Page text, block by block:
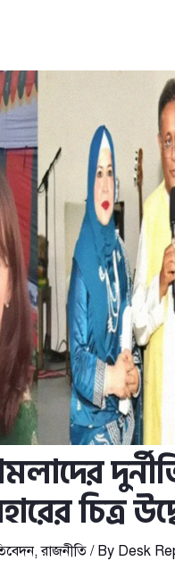
চিত্র
,রাজনীতি/ By Desk